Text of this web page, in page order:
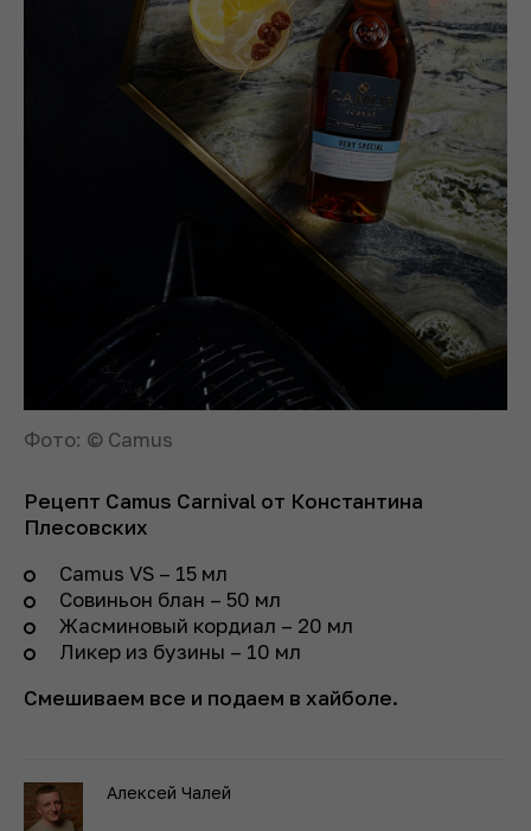
Фото: © Camus
Рецепт Camus Carnival от Константина
Плесовских
Camus VS – 15 мл
Совиньон блан – 50 мл
Жасминовый кордиал – 20 мл
Ликер из бузины – 10 мл
Смешиваем все и подаем в хайболе.
Алексей Чалей